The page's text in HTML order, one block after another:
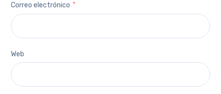
Correo electrónico *
Web